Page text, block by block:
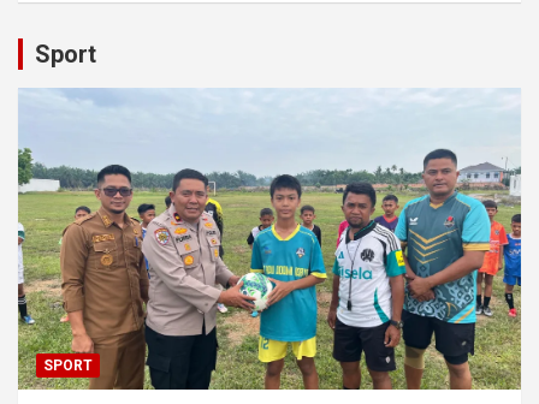
Sport
SPORT